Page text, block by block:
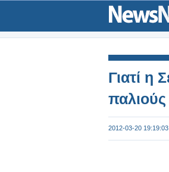
Γιατί η
2012-03-20 19:19:03